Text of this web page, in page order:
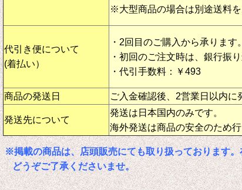
※大型商品の場合は別途送料を
代引き便について
(着払い）
・2回目のご購入から承ります。
・初回のご注文時は、銀行振
・代引手数料：￥493
商品の発送日 ご入金確認後、2営業日以内に
発送先について
発送は日本国内のみです。
海外発送は商品の安全のため行
※掲載の商品は、店頭販売にても取り扱っております
どうぞご了承くださいませ。